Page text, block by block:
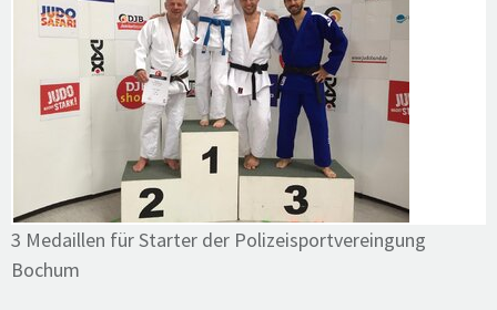
3 Medaillen für Starter der Polizeisportvereingung
Bochum